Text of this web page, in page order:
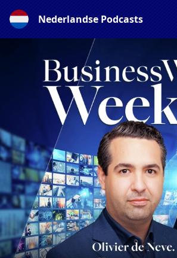
Nederlandse Podcasts